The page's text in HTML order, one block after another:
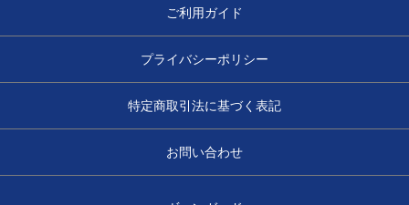
ご利用ガイド
プライバシーポリシー
特定商取引法に基づく表記
お問い合わせ